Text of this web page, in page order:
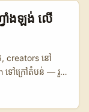
Leader Ads
ប្រេកផង (ដក
ដេអូសក្ខីប័ត្រ មាន
ស់អ្នក: តើយើង, ជា
ចេញតម្លៃទៅ
យាវីដេអូសក្ខីប័ត្រ?
ជួរទិន្នន័យផ្ងើតើ
🧩 Metric
វាំងឡង់ លើ
creators នៅ
ទៅក្រៅតំបន់ — រួម